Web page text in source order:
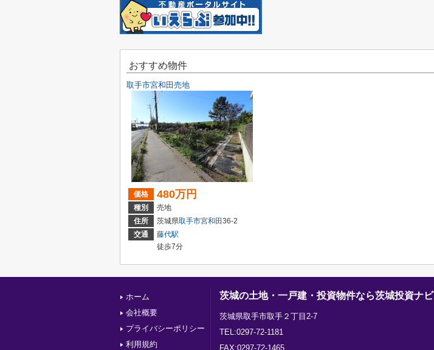
おすすめ物件
取手市宮和田売地
価格 480万円
種別
売地
住所
茨城県取手市宮和田36-2
交通
藤代駅
徒歩7分
ホーム
会社概要
プライバシーポリシー
利用規約
茨城の土地・一戸建・投資物件なら茨城投資ナビ
茨城県取手市取手２丁目2-7
TEL:0297-72-1181
FAX:0297-72-1465